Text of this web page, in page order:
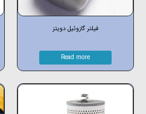
فیلتر گازوئیل دویتز
Read more